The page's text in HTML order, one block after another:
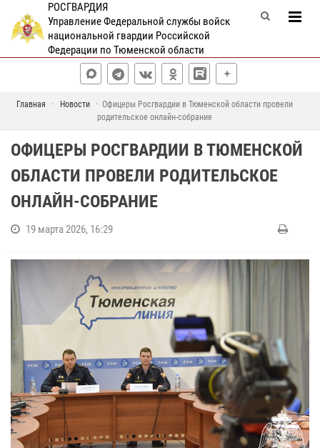
РОСГВАРДИЯ
Управление Федеральной службы войск
национальной гвардии Российской
Федерации по Тюменской области
Главная Новости
Офицеры Росгвардии в Тюменской области провели
родительское онлайн-собрание
ОФИЦЕРЫ РОСГВАРДИИ В ТЮМЕНСКОЙ
ОБЛАСТИ ПРОВЕЛИ РОДИТЕЛЬСКОЕ
ОНЛАЙН-СОБРАНИЕ
19 марта 2026, 16:29